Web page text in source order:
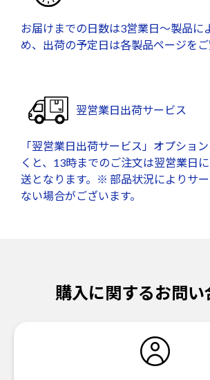
お届けまでの日数は3営業日～製品に
め、出荷の予定日は各製品ページをご
翌営業日出荷サービス
「翌営業日出荷サービス」オプショ
くと、13時までのご注文は翌営業日
送となります。※ 部品状況によりサ
ない場合がございます。
購入に関するお問い